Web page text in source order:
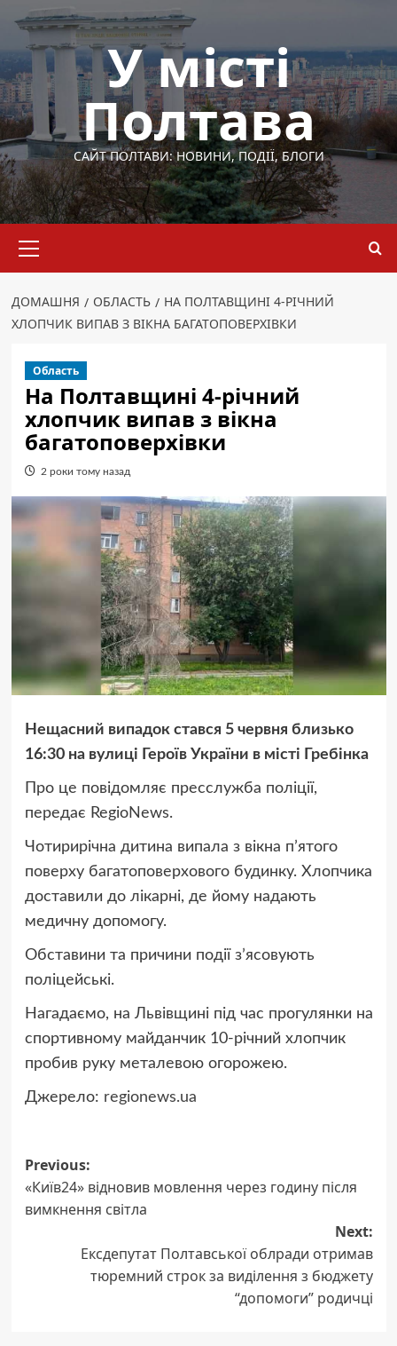
Перейти
вмісту
У місті
Полтава
САЙТ ПОЛТАВИ: НОВИНИ, ПОДІЇ, БЛОГИ
меню
ДОМАШНЯ ОБЛАСТЬ
НА ПОЛТАВЩИНІ 4-РІЧНИЙ
ХЛОПЧИК ВИПАВ З ВІКНА БАГАТОПОВЕРХІВКИ
Область
На Полтавщині 4-річний
хлопчик випав з вікна
багатоповерхівки
2 роки тому назад
Нещасний випадок стався 5 червня близько
16:30 на вулиці Героїв України в місті Гребінка
Про це повідомляє пресслужба поліції,
передає RegioNews.
Чотирирічна дитина випала з вікна пʼятого
поверху багатоповерхового будинку. Хлопчика
доставили до лікарні, де йому надають
медичну допомогу.
Обставини та причини події зʼясовують
поліцейські.
Нагадаємо, на Львівщині під час прогулянки на
спортивному майданчик 10-річний хлопчик
пробив руку металевою огорожею.
Джерело: regionews.ua
Post
navigation
Previous:
«Київ24» відновив мовлення через годину після
вимкнення світла
Next:
Ексдепутат Полтавської облради отримав
тюремний строк за виділення з бюджету
“допомоги” родичці